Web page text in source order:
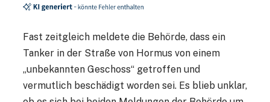
Fast zeitgleich meldete die Behörde, dass ein
Tanker in der Straße von Hormus von einem
„unbekannten Geschoss“ getroffen und
vermutlich beschädigt worden sei. Es blieb unklar,